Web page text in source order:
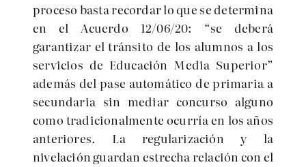
proceso basta recordar lo que se determina
en el Acuerdo 12/06/20: “se deberá
garantizar el tránsito de los alumnos a los
servicios de Educación Media Superior”
además del pase automático de primaria a
secundaria sin mediar concurso alguno
como tradicionalmente ocurría en los años
anteriores. La regularización y la
nivelación guardan estrecha relación con el